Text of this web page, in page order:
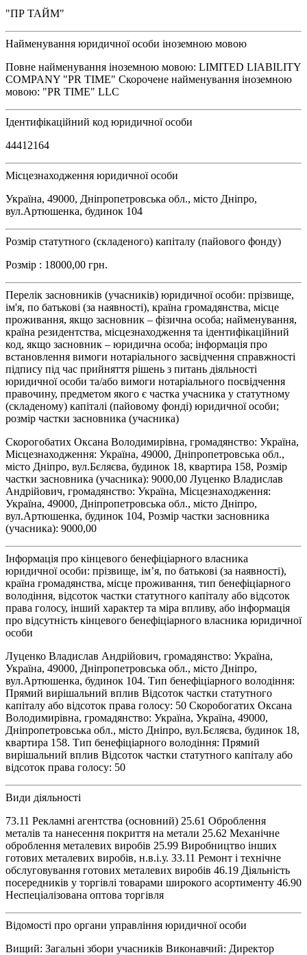
"ПР ТАЙМ"
Найменування юридичної особи іноземною мовою
Повне найменування іноземною мовою: LIMITED LIABILITY
COMPANY "PR TIME" Скорочене найменування іноземною
мовою: "PR TIME" LLC
Ідентифікаційний код юридичної особи
44412164
Місцезнаходження юридичної особи
Україна, 49000, Дніпропетровська обл., місто Дніпро,
вул.Артюшенка, будинок 104
Розмір статутного (складеного) капіталу (пайового фонду)
Розмір : 18000,00 грн.
Перелік засновників (учасників) юридичної особи: прізвище,
ім'я, по батькові (за наявності), країна громадянства, місце
проживання, якщо засновник – фізична особа; найменування,
країна резидентства, місцезнаходження та ідентифікаційний
код, якщо засновник – юридична особа; інформація про
встановлення вимоги нотаріального засвідчення справжності
підпису під час прийняття рішень з питань діяльності
юридичної особи та/або вимоги нотаріального посвідчення
правочину, предметом якого є частка учасника у статутному
(складеному) капіталі (пайовому фонді) юридичної особи;
розмір частки засновника (учасника)
Скорогобатих Оксана Володимирівна, громадянство: Україна,
Місцезнаходження: Україна, 49000, Дніпропетровська обл.,
місто Дніпро, вул.Бєляєва, будинок 18, квартира 158, Розмір
частки засновника (учасника): 9000,00 Луценко Владислав
Андрійович, громадянство: Україна, Місцезнаходження:
Україна, 49000, Дніпропетровська обл., місто Дніпро,
вул.Артюшенка, будинок 104, Розмір частки засновника
(учасника): 9000,00
Інформація про кінцевого бенефіціарного власника
юридичної особи: прізвище, ім’я, по батькові (за наявності),
країна громадянства, місце проживання, тип бенефіціарного
володіння, відсоток частки статутного капіталу або відсоток
права голосу, інший характер та міра впливу, або інформація
про відсутність кінцевого бенефіціарного власника юридичної
особи
Луценко Владислав Андрійович, громадянство: Україна,
Україна, 49000, Дніпропетровська обл., місто Дніпро,
вул.Артюшенка, будинок 104. Тип бенефіціарного володіння:
Прямий вирішальний вплив Відсоток частки статутного
капіталу або відсоток права голосу: 50 Скоробогатих Оксана
Володимирівна, громадянство: Україна, Україна, 49000,
Дніпропетровська обл., місто Дніпро, вул.Бєляєва, будинок 18,
квартира 158. Тип бенефіціарного володіння: Прямий
вирішальний вплив Відсоток частки статутного капіталу або
відсоток права голосу: 50
Види діяльності
73.11 Рекламні агентства (основний) 25.61 Оброблення
металів та нанесення покриття на метали 25.62 Механічне
оброблення металевих виробів 25.99 Виробництво інших
готових металевих виробів, н.в.і.у. 33.11 Ремонт і технічне
обслуговування готових металевих виробів 46.19 Діяльність
посередників у торгівлі товарами широкого асортименту 46.90
Неспеціалізована оптова торгівля
Відомості про органи управління юридичної особи
Вищий: Загальні збори учасників Виконавчий: Директор